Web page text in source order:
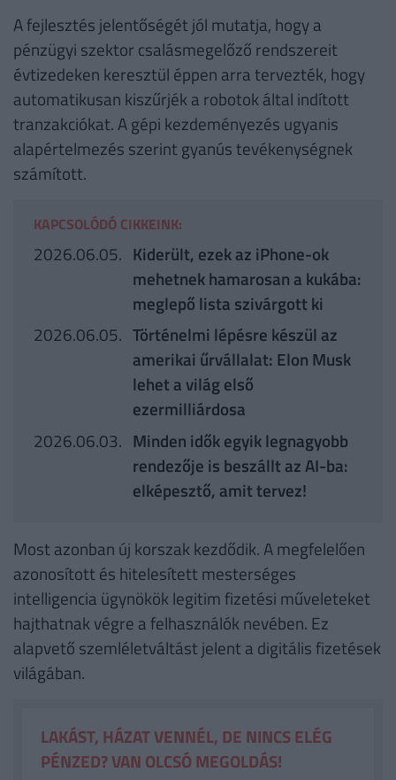
A fejlesztés jelentőségét jól mutatja, hogy a
pénzügyi szektor csalásmegelőző rendszereit
évtizedeken keresztül éppen arra tervezték, hogy
automatikusan kiszűrjék a robotok által indított
tranzakciókat. A gépi kezdeményezés ugyanis
alapértelmezés szerint gyanús tevékenységnek
számított.
KAPCSOLÓDÓ CIKKEINK:
2026.06.05. Kiderült, ezek az iPhone-ok
mehetnek hamarosan a kukába:
meglepő lista szivárgott ki
2026.06.05. Történelmi lépésre készül az
amerikai űrvállalat: Elon Musk
lehet a világ első
ezermilliárdosa
2026.06.03. Minden idők egyik legnagyobb
rendezője is beszállt az AI-ba:
elképesztő, amit tervez!
Most azonban új korszak kezdődik. A megfelelően
azonosított és hitelesített mesterséges
intelligencia ügynökök legitim fizetési műveleteket
hajthatnak végre a felhasználók nevében. Ez
alapvető szemléletváltást jelent a digitális fizetések
világában.
LAKÁST, HÁZAT VENNÉL, DE NINCS ELÉG
PÉNZED? VAN OLCSÓ MEGOLDÁS!